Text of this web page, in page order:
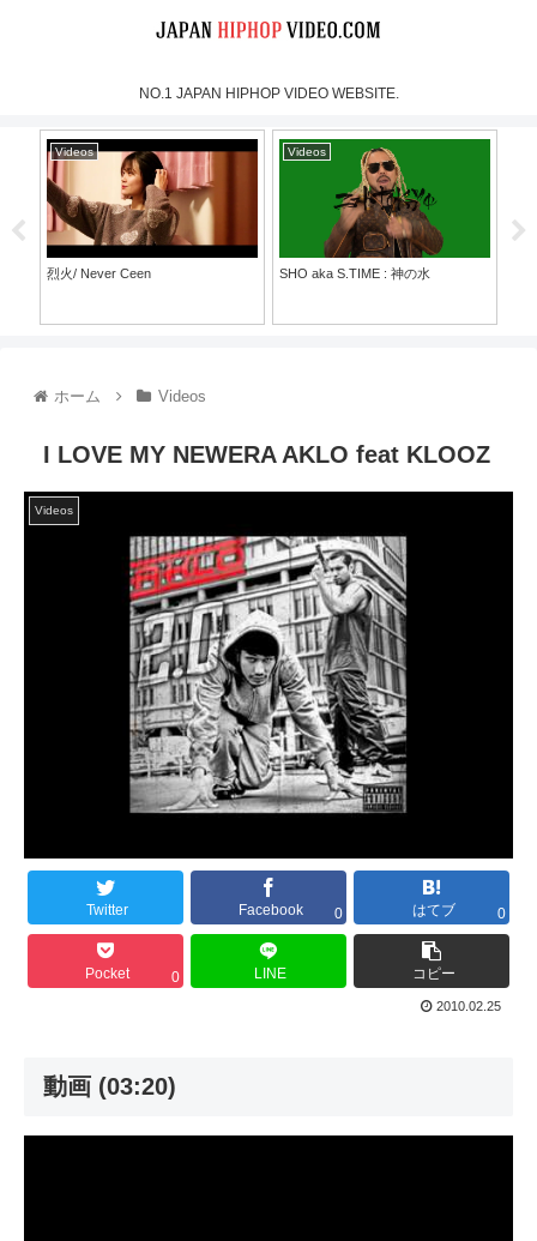
NO.1 JAPAN HIPHOP VIDEO WEBSITE.
Videos
烈火/ Never Ceen
Videos
SHO aka S.TIME : 神の水
ホーム Videos
I LOVE MY NEWERA AKLO feat KLOOZ
Videos
Twitter Facebook 0 はてブ 0
Pocket 0 LINE コピー
2010.02.25
動画 (03:20)